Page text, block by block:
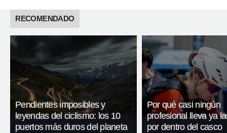
RECOMENDADO
Pendientes imposibles y
leyendas del ciclismo: los 10
puertos más duros del planeta
Por qué casi ningún
profesional lleva ya
por dentro del casco